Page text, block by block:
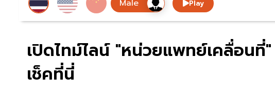
Play
เปิดไทม์ไลน์ "หน่วยแพทย์เคลื่อน
เช็คที่นี่